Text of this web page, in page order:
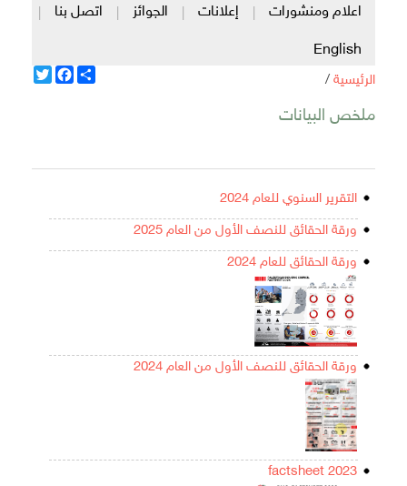
اعلام ومنشورات إعلانات الجوائز اتصل بنا
English
الرئيسية /
Twitter
FacebookShare
ملخص البيانات
التقرير السنوي للعام 2024
ورقة الحقائق للنصف الأول من العام 2025
ورقة الحقائق للعام 2024
ورقة الحقائق للنصف الأول من العام 2024
factsheet 2023